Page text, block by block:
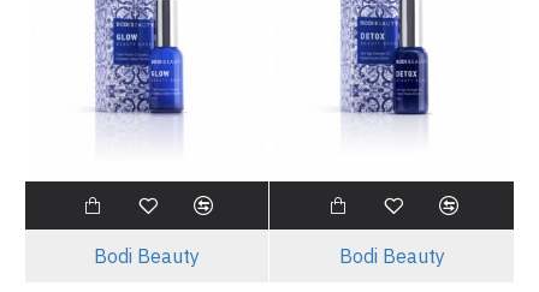
Bodi Beauty Bodi Beauty